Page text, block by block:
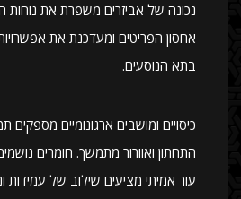
נכונה של אביזרים משפרת את נוחות
אחסון הפריטים ומעדכנת את
בתא הנוסעים.
כיסויים ומושבים ארגונומיים
התחתון ואוורור מתמשך. חומרים
עור אמיתי מציעים שילוב של עמידות